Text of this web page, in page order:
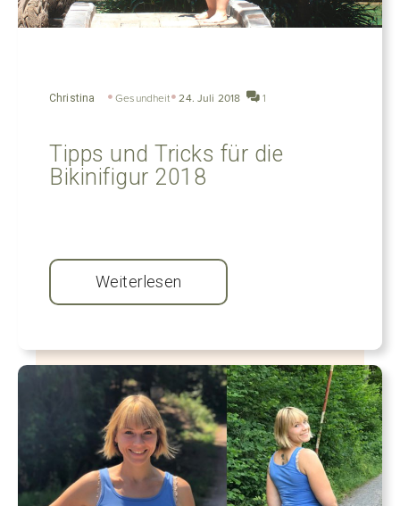
Christina Gesundheit 24. Juli 2018 1
Tipps und Tricks für die
Bikinifigur 2018
Weiterlesen